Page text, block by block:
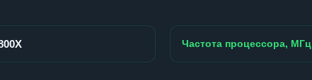
Частота процессора, МГц